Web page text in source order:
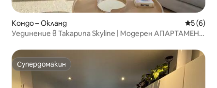
Кондо – Окланд Средна
5 (6)
Уединение в Takapuna Skyline | Модерен АПАРТАМЕНТ
Супердомакин
Супердомакин